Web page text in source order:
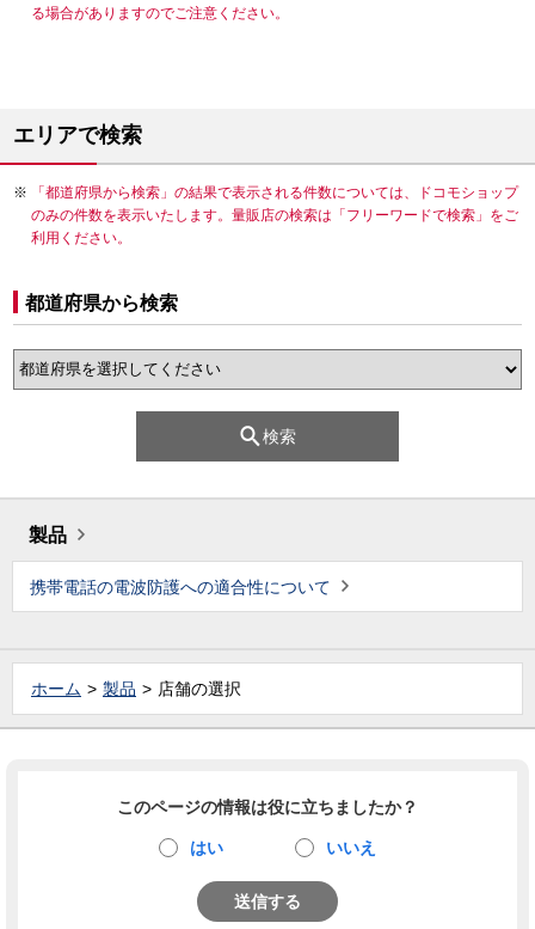
る場合がありますのでご注意ください。
エリアで検索
「都道府県から検索」の結果で表示される件数については、ドコモショップ
のみの件数を表示いたします。量販店の検索は「フリーワードで検索」をご
利用ください。
都道府県から検索
検索
製品
携帯電話の電波防護への適合性について
ホーム 製品 店舗の選択
このページの情報は役に立ちましたか？
はい いいえ
送信する